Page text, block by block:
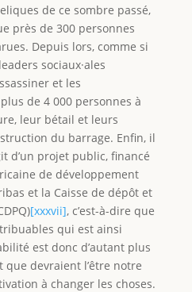
de ce sombre passé,
près de 300 personnes
Depuis lors, comme si
sociaux·ales
et les
de 4 000 personnes à
leur bétail et leurs
du barrage. Enfin, il
d’un projet public, financé
de développement
et la Caisse de dépôt et
[xxxvii], c’est-à-dire que
qui est ainsi
est donc d’autant plus
devraient l’être notre
à changer les choses.